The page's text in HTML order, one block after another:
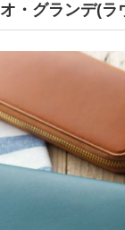
・グランデ(ラ